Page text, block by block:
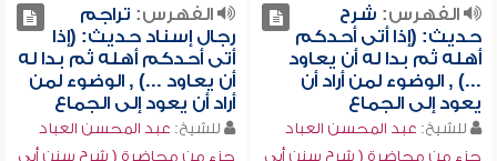
الفهرس: شرح
حديث: (إذا أتى أحدكم
أهله ثم بدا له أن يعاود
...) , الوضوء لمن أراد أن
يعود إلى الجماع
للشيخ: عبد المحسن العباد
جزء من محاضرة ( شرح سنن أبي
الفهرس: تراجم
رجال إسناد حديث: (إذا
أتى أحدكم أهله ثم بدا له
أن يعاود ...) , الوضوء لمن
أراد أن يعود إلى الجماع
للشيخ: عبد المحسن العباد
جزء من محاضرة ( شرح سنن أبي